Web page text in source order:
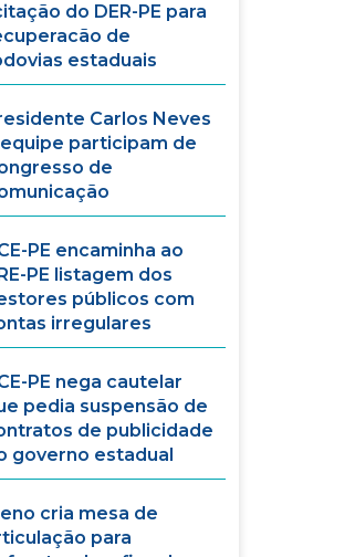
do DER-PE para
de
estaduais
Carlos Neves
participam de
de
PE encaminha ao
PE listagem dos
públicos com
irregulares
PE nega cautelar
pedia suspensão de
de publicidade
governo estadual
cria mesa de
para